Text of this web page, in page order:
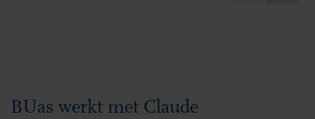
BUas werkt met Claude